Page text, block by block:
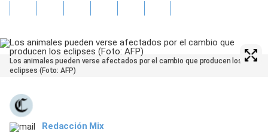
Los animales pueden verse afectados por el cambio que producen los
eclipses (Foto: AFP)
Redacción Mix